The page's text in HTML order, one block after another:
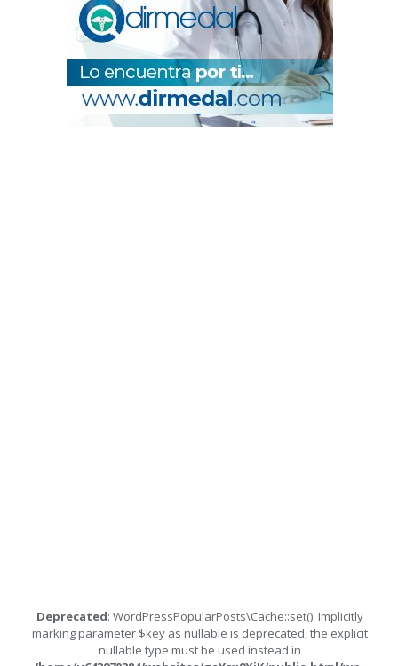
Deprecated: WordPressPopularPosts\Cache::set(): Implicitly
marking parameter $key as nullable is deprecated, the explicit
nullable type must be used instead in